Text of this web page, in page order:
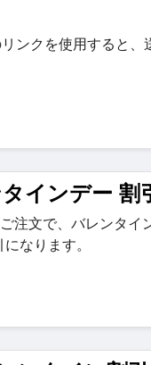
ンクを使用すると、
インデー 割
注文で、バレンタイ
なります。